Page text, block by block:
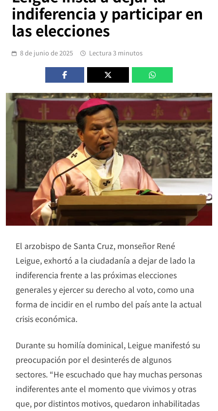
indiferencia y participar en
las elecciones
8 de junio de 2025 Lectura 3 minutos
El arzobispo de Santa Cruz, monseñor René
Leigue, exhortó a la ciudadanía a dejar de lado la
indiferencia frente a las próximas elecciones
generales y ejercer su derecho al voto, como una
forma de incidir en el rumbo del país ante la actual
crisis económica.
Durante su homilía dominical, Leigue manifestó su
preocupación por el desinterés de algunos
sectores. “He escuchado que hay muchas personas
indiferentes ante el momento que vivimos y otras
que, por distintos motivos, quedaron inhabilitadas